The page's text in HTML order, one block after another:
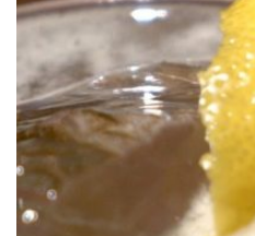
SHARE TWEET